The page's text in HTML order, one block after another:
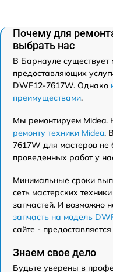
Почему для
выбрать нас
В Барнауле существует
предоставляющих
DWF12-7617W. Однако
преимуществами.
Мы ремонтируем Midea.
ремонту техники Midea.
7617W для мастеров
проведенных работ у
Минимальные сроки
сеть мастерских
запчастей. И возможно
запчасть на модель
сайте -
Знаем свое дело
Будьте уверены в